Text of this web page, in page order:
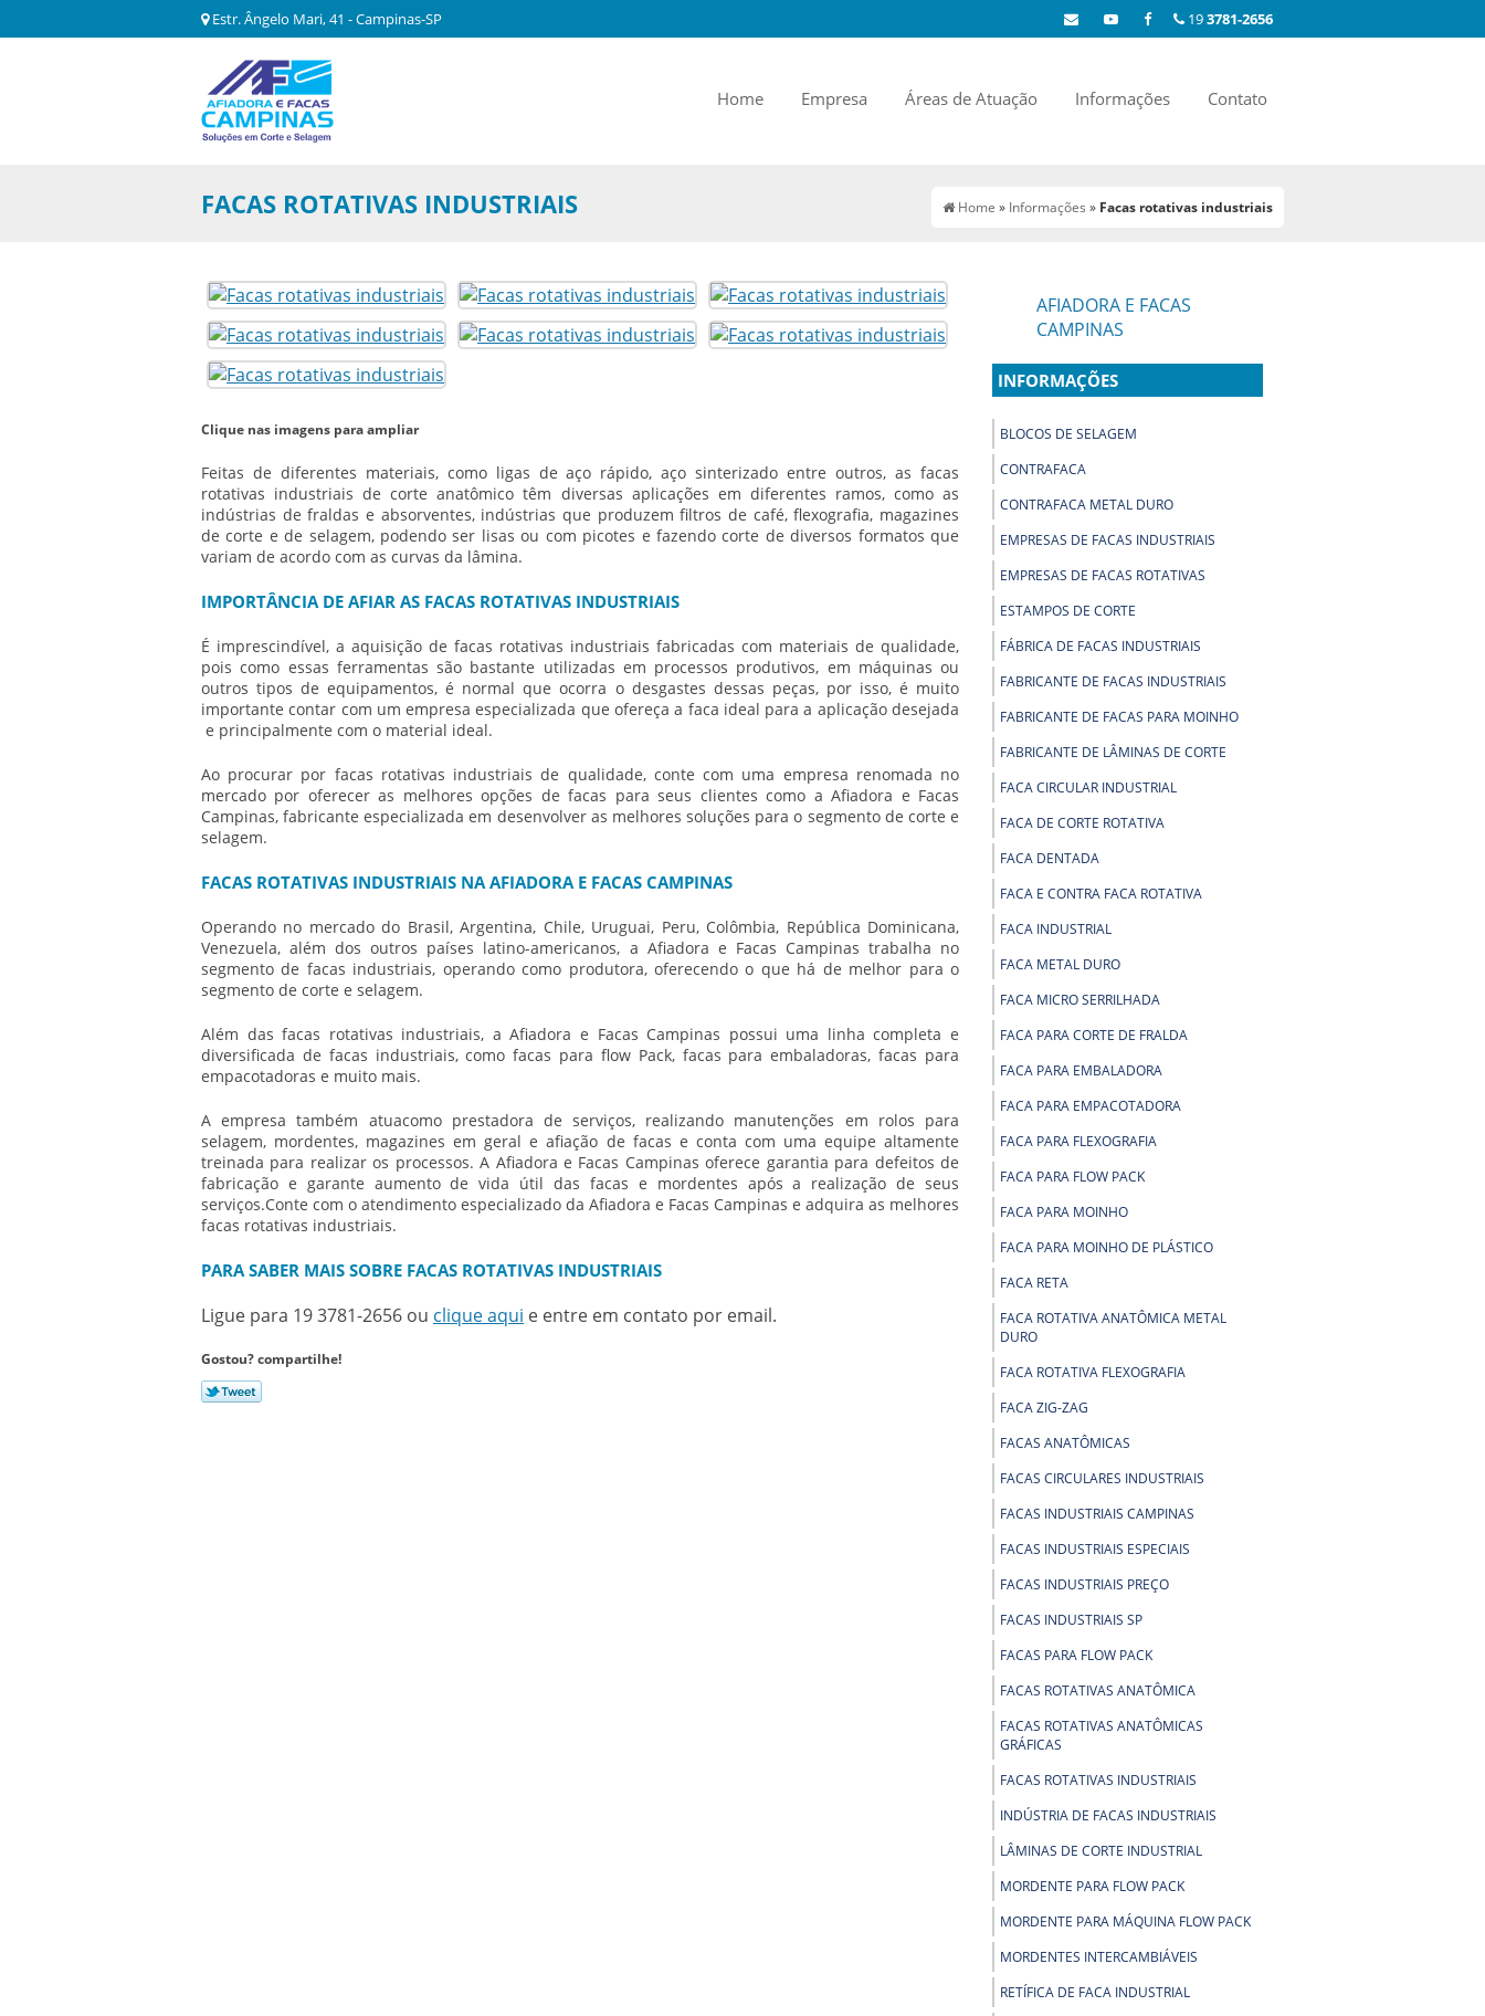
Estr. Ângelo Mari, 41 - Campinas-SP 193781-2656
Home Empresa Áreas de Atuação Informações Contato
Home » Informações » Facas rotativas industriais
FACAS ROTATIVAS INDUSTRIAIS
Clique nas imagens para ampliar
Feitas de diferentes materiais, como ligas de aço rápido, aço sinterizado entre outros, as facas
rotativas industriais de corte anatômico têm diversas aplicações em diferentes ramos, como as
indústrias de fraldas e absorventes, indústrias que produzem filtros de café, flexografia, magazines
de corte e de selagem, podendo ser lisas ou com picotes e fazendo corte de diversos formatos que
variam de acordo com as curvas da lâmina.
IMPORTÂNCIA DE AFIAR AS FACAS ROTATIVAS INDUSTRIAIS
É imprescindível, a aquisição de facas rotativas industriais fabricadas com materiais de qualidade,
pois como essas ferramentas são bastante utilizadas em processos produtivos, em máquinas ou
outros tipos de equipamentos, é normal que ocorra o desgastes dessas peças, por isso, é muito
importante contar com um empresa especializada que ofereça a faca ideal para a aplicação desejada
e principalmente com o material ideal.
Ao procurar por facas rotativas industriais de qualidade, conte com uma empresa renomada no
mercado por oferecer as melhores opções de facas para seus clientes como a Afiadora e Facas
Campinas, fabricante especializada em desenvolver as melhores soluções para o segmento de corte e
selagem.
FACAS ROTATIVAS INDUSTRIAIS NA AFIADORA E FACAS CAMPINAS
Operando no mercado do Brasil, Argentina, Chile, Uruguai, Peru, Colômbia, República Dominicana,
Venezuela, além dos outros países latino-americanos, a Afiadora e Facas Campinas trabalha no
segmento de facas industriais, operando como produtora, oferecendo o que há de melhor para o
segmento de corte e selagem.
Além dasfacas rotativas industriais, a Afiadora e Facas Campinas possui uma linha completa e
diversificada de facas industriais, como facas para flow Pack, facas para embaladoras, facas para
empacotadoras e muito mais.
A empresa também atuacomo prestadora de serviços, realizando manutenções em rolos para
selagem, mordentes, magazines em geral e afiação de facas e conta com uma equipe altamente
treinada para realizar os processos. A Afiadora e Facas Campinas oferece garantia para defeitos de
fabricação e garante aumento de vida útil das facas e mordentes após a realização de seus
serviços.Conte com o atendimento especializado da Afiadora e Facas Campinas e adquira as melhores
facas rotativas industriais.
PARA SABER MAIS SOBRE FACAS ROTATIVAS INDUSTRIAIS
Ligue para 19 3781-2656 ou clique aqui e entre em contato por email.
Gostou? compartilhe!
AFIADORA E FACAS
CAMPINAS
INFORMAÇÕES
BLOCOS DE SELAGEM
CONTRAFACA
CONTRAFACA METAL DURO
EMPRESAS DE FACAS INDUSTRIAIS
EMPRESAS DE FACAS ROTATIVAS
ESTAMPOS DE CORTE
FÁBRICA DE FACAS INDUSTRIAIS
FABRICANTE DE FACAS INDUSTRIAIS
FABRICANTE DE FACAS PARA MOINHO
FABRICANTE DE LÂMINAS DE CORTE
FACA CIRCULAR INDUSTRIAL
FACA DE CORTE ROTATIVA
FACA DENTADA
FACA E CONTRA FACA ROTATIVA
FACA INDUSTRIAL
FACA METAL DURO
FACA MICRO SERRILHADA
FACA PARA CORTE DE FRALDA
FACA PARA EMBALADORA
FACA PARA EMPACOTADORA
FACA PARA FLEXOGRAFIA
FACA PARA FLOW PACK
FACA PARA MOINHO
FACA PARA MOINHO DE PLÁSTICO
FACA RETA
FACA ROTATIVA ANATÔMICA METAL
DURO
FACA ROTATIVA FLEXOGRAFIA
FACA ZIG-ZAG
FACAS ANATÔMICAS
FACAS CIRCULARES INDUSTRIAIS
FACAS INDUSTRIAIS CAMPINAS
FACAS INDUSTRIAIS ESPECIAIS
FACAS INDUSTRIAIS PREÇO
FACAS INDUSTRIAIS SP
FACAS PARA FLOW PACK
FACAS ROTATIVAS ANATÔMICA
FACAS ROTATIVAS ANATÔMICAS
GRÁFICAS
FACAS ROTATIVAS INDUSTRIAIS
INDÚSTRIA DE FACAS INDUSTRIAIS
LÂMINAS DE CORTE INDUSTRIAL
MORDENTE PARA FLOW PACK
MORDENTE PARA MÁQUINA FLOW PACK
MORDENTES INTERCAMBIÁVEIS
RETÍFICA DE FACA INDUSTRIAL